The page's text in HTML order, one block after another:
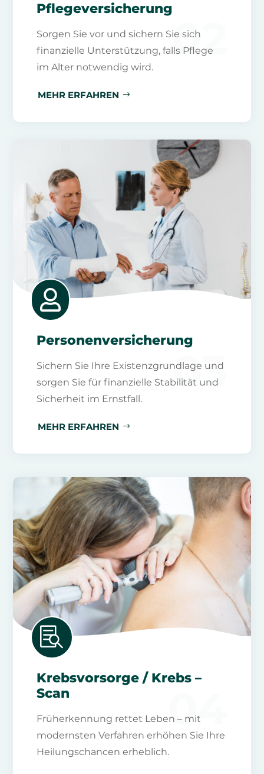
02
Pflegeversicherung
Sorgen Sie vor und sichern Sie sich
finanzielle Unterstützung, falls Pflege
im Alter notwendig wird.
MEHR ERFAHREN
03

Personenversicherung
Sichern Sie Ihre Existenzgrundlage und
sorgen Sie für finanzielle Stabilität und
Sicherheit im Ernstfall.
MEHR ERFAHREN

04
Krebsvorsorge / Krebs –
Scan
Früherkennung rettet Leben – mit
modernsten Verfahren erhöhen Sie Ihre
Heilungschancen erheblich.